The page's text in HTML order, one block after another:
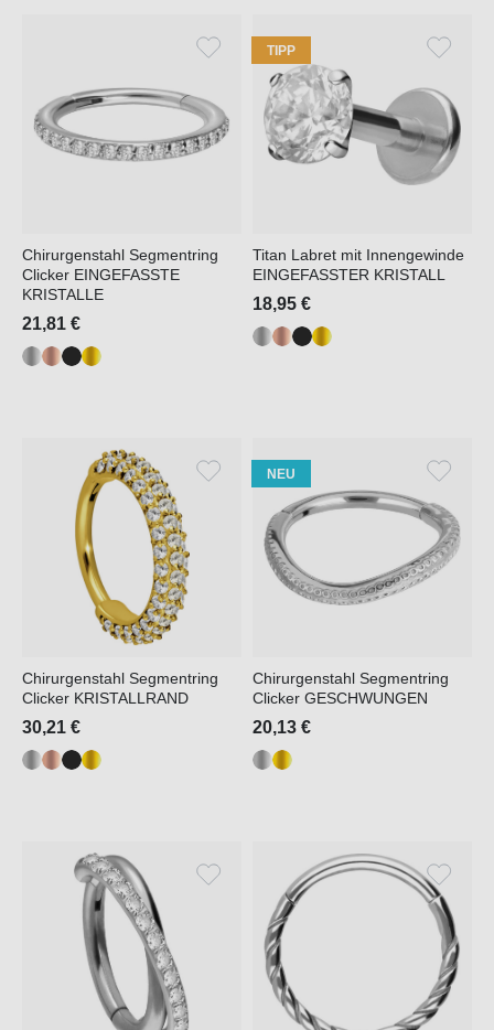
Chirurgenstahl Segmentring
Clicker EINGEFASSTE
KRISTALLE
21,81 €
TIPP
Titan Labret mit Innengewinde
EINGEFASSTER KRISTALL
18,95 €
Chirurgenstahl Segmentring
Clicker KRISTALLRAND
30,21 €
NEU
Chirurgenstahl Segmentring
Clicker GESCHWUNGEN
20,13 €